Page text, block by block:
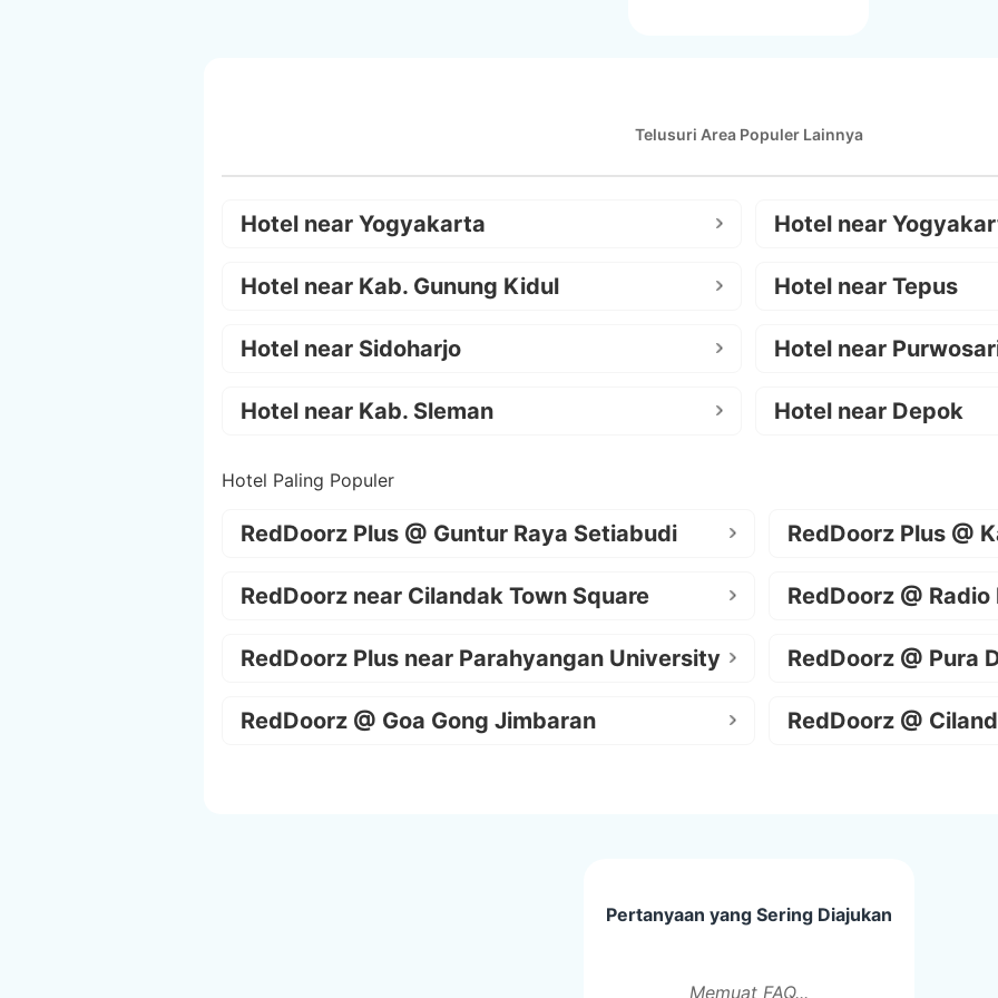
Telusuri Area Populer Lainnya
Hotel near Yogyakarta Hotel near
Hotel near Kab. Gunung Kidul Hotel near Tepus
Hotel near Sidoharjo Hotel near
Hotel near Kab. Sleman Hotel near Depok
Hotel Paling Populer
RedDoorz Plus @ Guntur Raya Setiabudi RedDoorz Plus @
RedDoorz near Cilandak Town Square RedDoorz @ Radio
RedDoorz Plus near Parahyangan University RedDoorz @ Pura
RedDoorz @ Goa Gong Jimbaran RedDoorz @
Pertanyaan yang Sering Diajukan
Memuat FAQ...